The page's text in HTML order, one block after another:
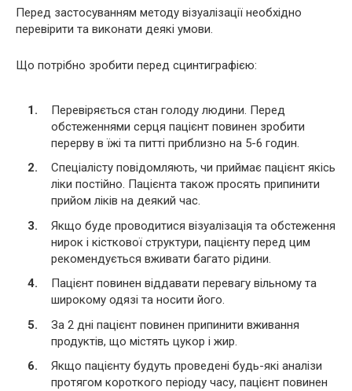
Перед застосуванням методу візуалізації необхідно
перевірити та виконати деякі умови.
Що потрібно зробити перед сцинтиграфією:
Перевіряється стан голоду людини. Перед
обстеженнями серця пацієнт повинен зробити
перерву в їжі та питті приблизно на 5-6 годин.
Спеціалісту повідомляють, чи приймає пацієнт якісь
ліки постійно. Пацієнта також просять припинити
прийом ліків на деякий час.
Якщо буде проводитися візуалізація та обстеження
нирок і кісткової структури, пацієнту перед цим
рекомендується вживати багато рідини.
Пацієнт повинен віддавати перевагу вільному та
широкому одязі та носити його.
За 2 дні пацієнт повинен припинити вживання
продуктів, що містять цукор і жир.
Якщо пацієнту будуть проведені будь-які аналізи
протягом короткого періоду часу, пацієнт повинен